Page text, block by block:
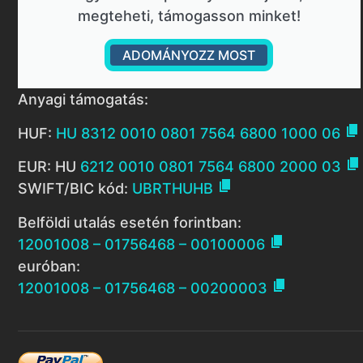
megteheti, támogasson minket!
ADOMÁNYOZZ MOST
Anyagi támogatás:
HUF: HU 8312 0010 0801 7564 6800 1000 06 
EUR: HU 6212 0010 0801 7564 6800 2000 03 
SWIFT/BIC kód: UBRTHUHB 
Belföldi utalás esetén forintban:
12001008 – 01756468 – 00100006 
euróban:
12001008 – 01756468 – 00200003 